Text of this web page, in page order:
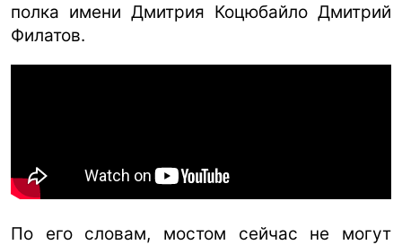
полка имени Дмитрия Коцюбайло Дмитрий
Филатов.
По его словам, мостом сейчас не могут